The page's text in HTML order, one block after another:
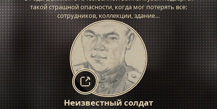
такой страшной опасности, когда мог потерять все:
сотрудников, коллекции, здание…
Неизвестный солдат